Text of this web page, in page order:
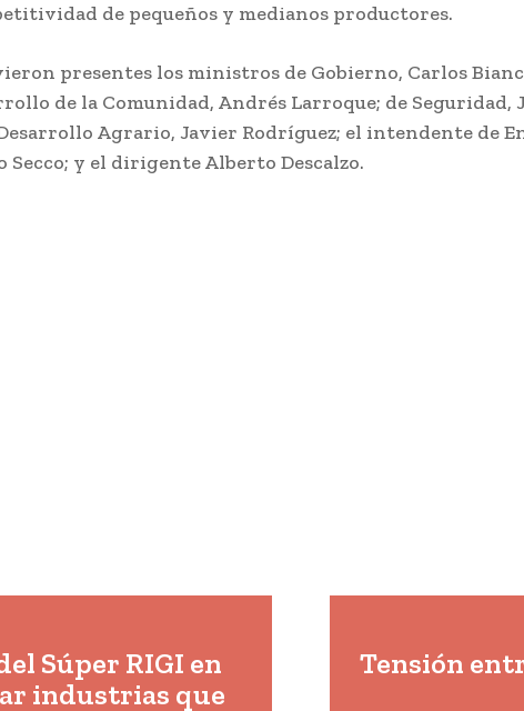
de pequeños y medianos productores.
presentes los ministros de Gobierno, Carlos
de la Comunidad, Andrés Larroque; de Seguridad,
Agrario, Javier Rodríguez; el intendente de
Secco; y el dirigente Alberto Descalzo.
Súper RIGI en
industrias que
Tensión